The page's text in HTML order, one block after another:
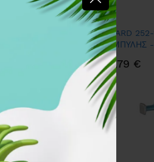
PICARD
ΚΑΜΠΥΛΗΣ -
66,79 €